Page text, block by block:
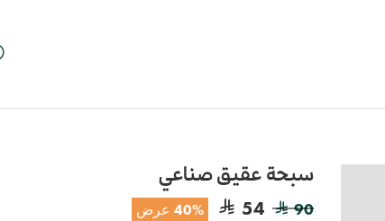
سبحة عقيق صناعي
90
54 40% عرض